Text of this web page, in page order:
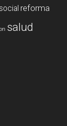
reforma
salud